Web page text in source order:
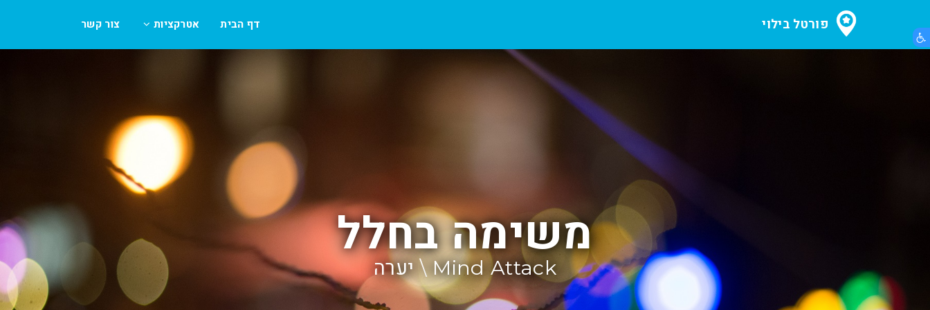
פורטל בילוי דף הבית אטרקציות צור קשר
משימה בחלל
Mind Attack \ יערה
הצג תפריט נגישות